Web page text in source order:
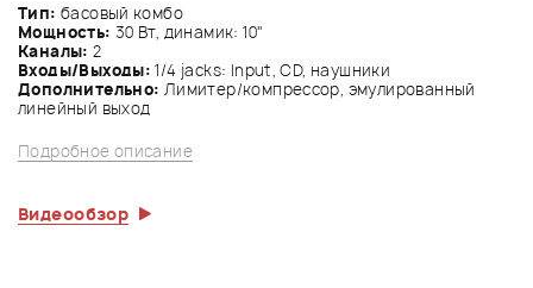
Тип: басовый комбо
Мощность: 30 Вт, динамик: 10"
Каналы: 2
Входы/Выходы: 1/4 jacks: Input, CD, наушники
Дополнительно: Лимитер/компрессор, эмулированный
линейный выход
Подробное описание
Видеообзор